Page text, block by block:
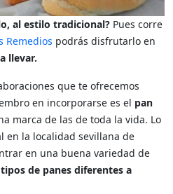
al estilo tradicional? Pues corre
Remedios podrás disfrutarlo en
llevar.
que te ofrecemos
en incorporarse es el pan
marca de las de toda la vida. Lo
en la localidad sevillana de
en una buena variedad de
tipos de panes diferentes a